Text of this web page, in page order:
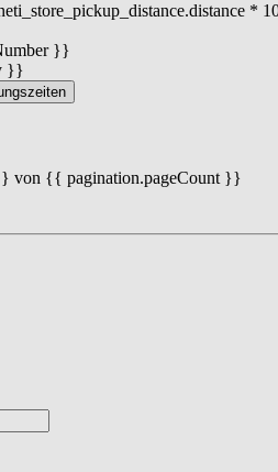
}}
}}
von {{ pagination.pageCount }}